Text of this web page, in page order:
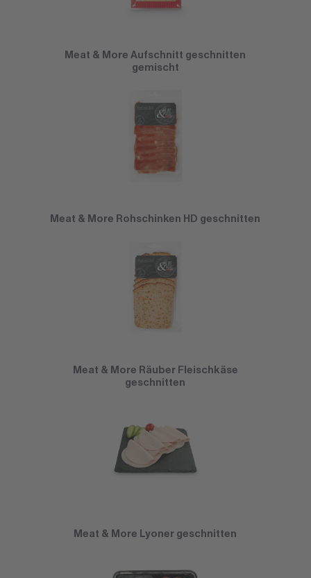
Meat & More Aufschnitt geschnitten
gemischt
Meat & More Rohschinken HD geschnitten
Meat & More Räuber Fleischkäse
geschnitten
Meat & More Lyoner geschnitten